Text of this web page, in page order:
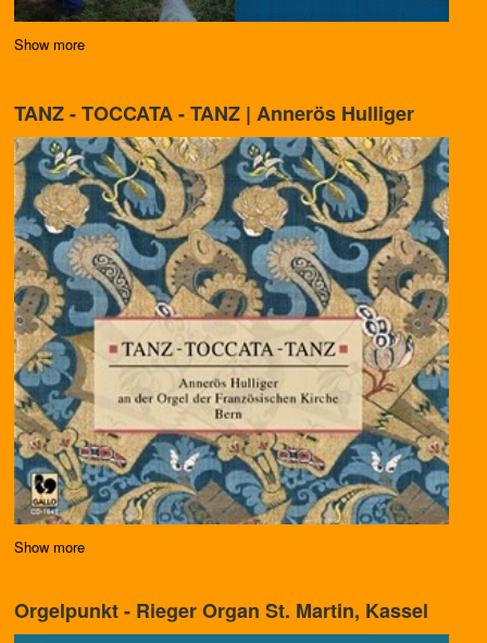
Show more
TANZ - TOCCATA - TANZ | Annerös Hulliger
Show more
Orgelpunkt - Rieger Organ St. Martin, Kassel